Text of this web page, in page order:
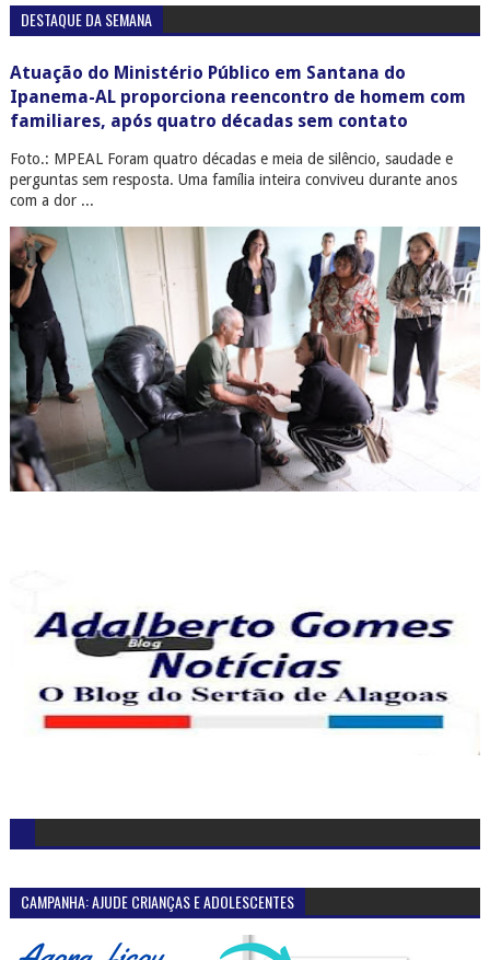
DESTAQUE DA SEMANA
Atuação do Ministério Público em Santana do
Ipanema-AL proporciona reencontro de homem com
familiares, após quatro décadas sem contato
Foto.: MPEAL Foram quatro décadas e meia de silêncio, saudade e
perguntas sem resposta. Uma família inteira conviveu durante anos
com a dor ...
CAMPANHA: AJUDE CRIANÇAS E ADOLESCENTES